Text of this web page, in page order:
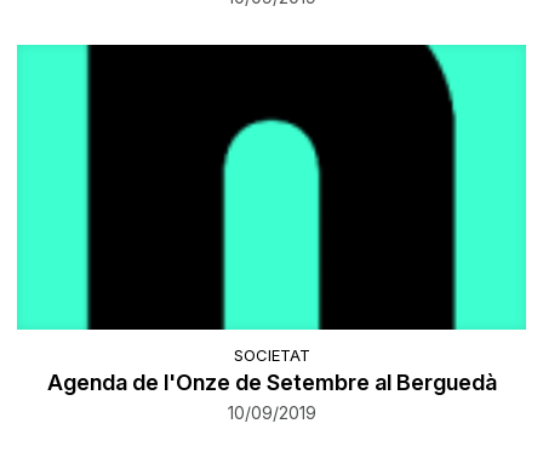
SOCIETAT
Agenda de l'Onze de Setembre al Berguedà
10/09/2019